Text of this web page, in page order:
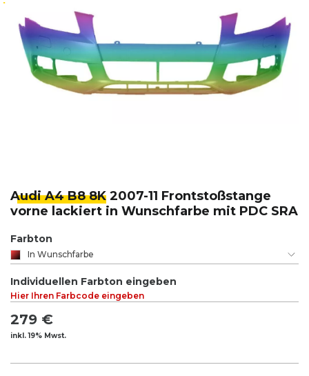
Audi A4 B8 8K 2007-11 Frontstoßstange
vorne lackiert in Wunschfarbe mit PDC SRA
Farbton
In Wunschfarbe
Individuellen Farbton eingeben
Hier Ihren Farbcode eingeben
279 €
inkl. 19% Mwst.